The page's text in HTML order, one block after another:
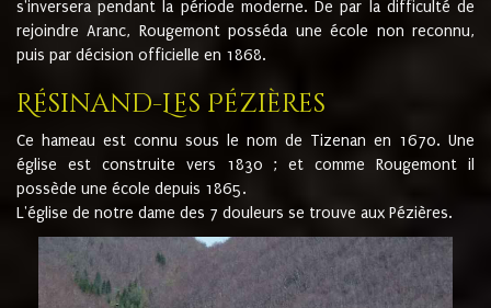
s'inversera pendant la période moderne. De par la difficulté de
rejoindre Aranc, Rougemont posséda une école non reconnu,
puis par décision officielle en 1868.
Résinand-Les Pézières
Ce hameau est connu sous le nom de Tizenan en 1670. Une
église est construite vers 1830 ; et comme Rougemont il
possède une école depuis 1865.
L'église de notre dame des 7 douleurs se trouve aux Pézières.